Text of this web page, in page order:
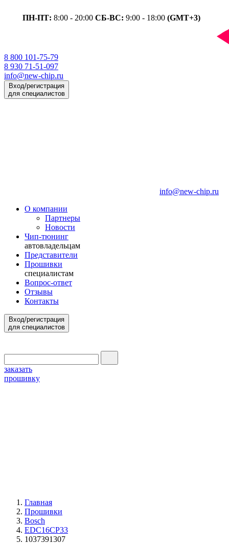
ПН-ПТ: 8:00 - 20:00 СБ-ВС: 9:00 - 18:00 (GMT+3)
8 800 101-75-79
8 930 71-51-097
info@new-chip.ru
Вход/регистрация
для специалистов
info@new-chip.ru
О компании
Партнеры
Новости
Чип-тюнинг
автовладельцам
Представители
Прошивки
специалистам
Вопрос-ответ
Отзывы
Контакты
Вход/регистрация
для специалистов
заказать
прошивку
Главная
Прошивки
Bosch
EDC16CP33
1037391307